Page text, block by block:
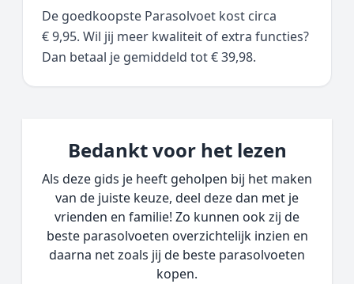
De goedkoopste Parasolvoet kost circa
€ 9,95. Wil jij meer kwaliteit of extra functies?
Dan betaal je gemiddeld tot € 39,98.
Bedankt voor het lezen
Als deze gids je heeft geholpen bij het maken
van de juiste keuze, deel deze dan met je
vrienden en familie! Zo kunnen ook zij de
beste parasolvoeten overzichtelijk inzien en
daarna net zoals jij de beste parasolvoeten
kopen.